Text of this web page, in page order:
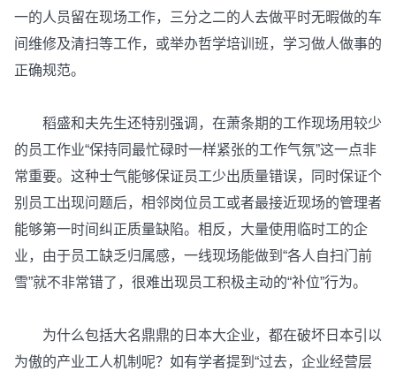
一的人员留在现场工作，三分之二的人去做平时无暇做的车
间维修及清扫等工作，或举办哲学培训班，学习做人做事的
正确规范。
稻盛和夫先生还特别强调，在萧条期的工作现场用较少
的员工作业“保持同最忙碌时一样紧张的工作气氛”这一点非
常重要。这种士气能够保证员工少出质量错误，同时保证个
别员工出现问题后，相邻岗位员工或者最接近现场的管理者
能够第一时间纠正质量缺陷。相反，大量使用临时工的企
业，由于员工缺乏归属感，一线现场能做到“各人自扫门前
雪”就不非常错了，很难出现员工积极主动的“补位”行为。
为什么包括大名鼎鼎的日本大企业，都在破坏日本引以
为傲的产业工人机制呢？如有学者提到“过去，企业经营层